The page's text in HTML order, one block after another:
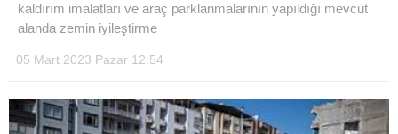
kaldırım imalatları ve araç parklanmalarının yapıldığı mevcut
alanda zemin iyileştirme
05 Mart 2023 Pazar 12:54